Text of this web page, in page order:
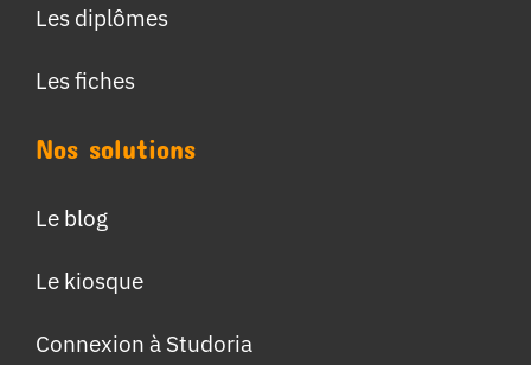
Les diplômes
Les fiches
Nos solutions
Le blog
Le kiosque
Connexion à Studoria